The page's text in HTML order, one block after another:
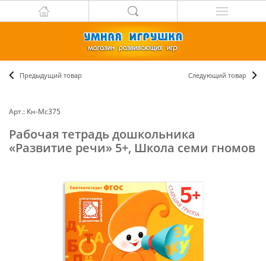
Предыдущий товар Следующий товар
Арт.: Кн-Мс375
Рабочая тетрадь дошкольника
«Развитие речи» 5+, Школа семи гномов